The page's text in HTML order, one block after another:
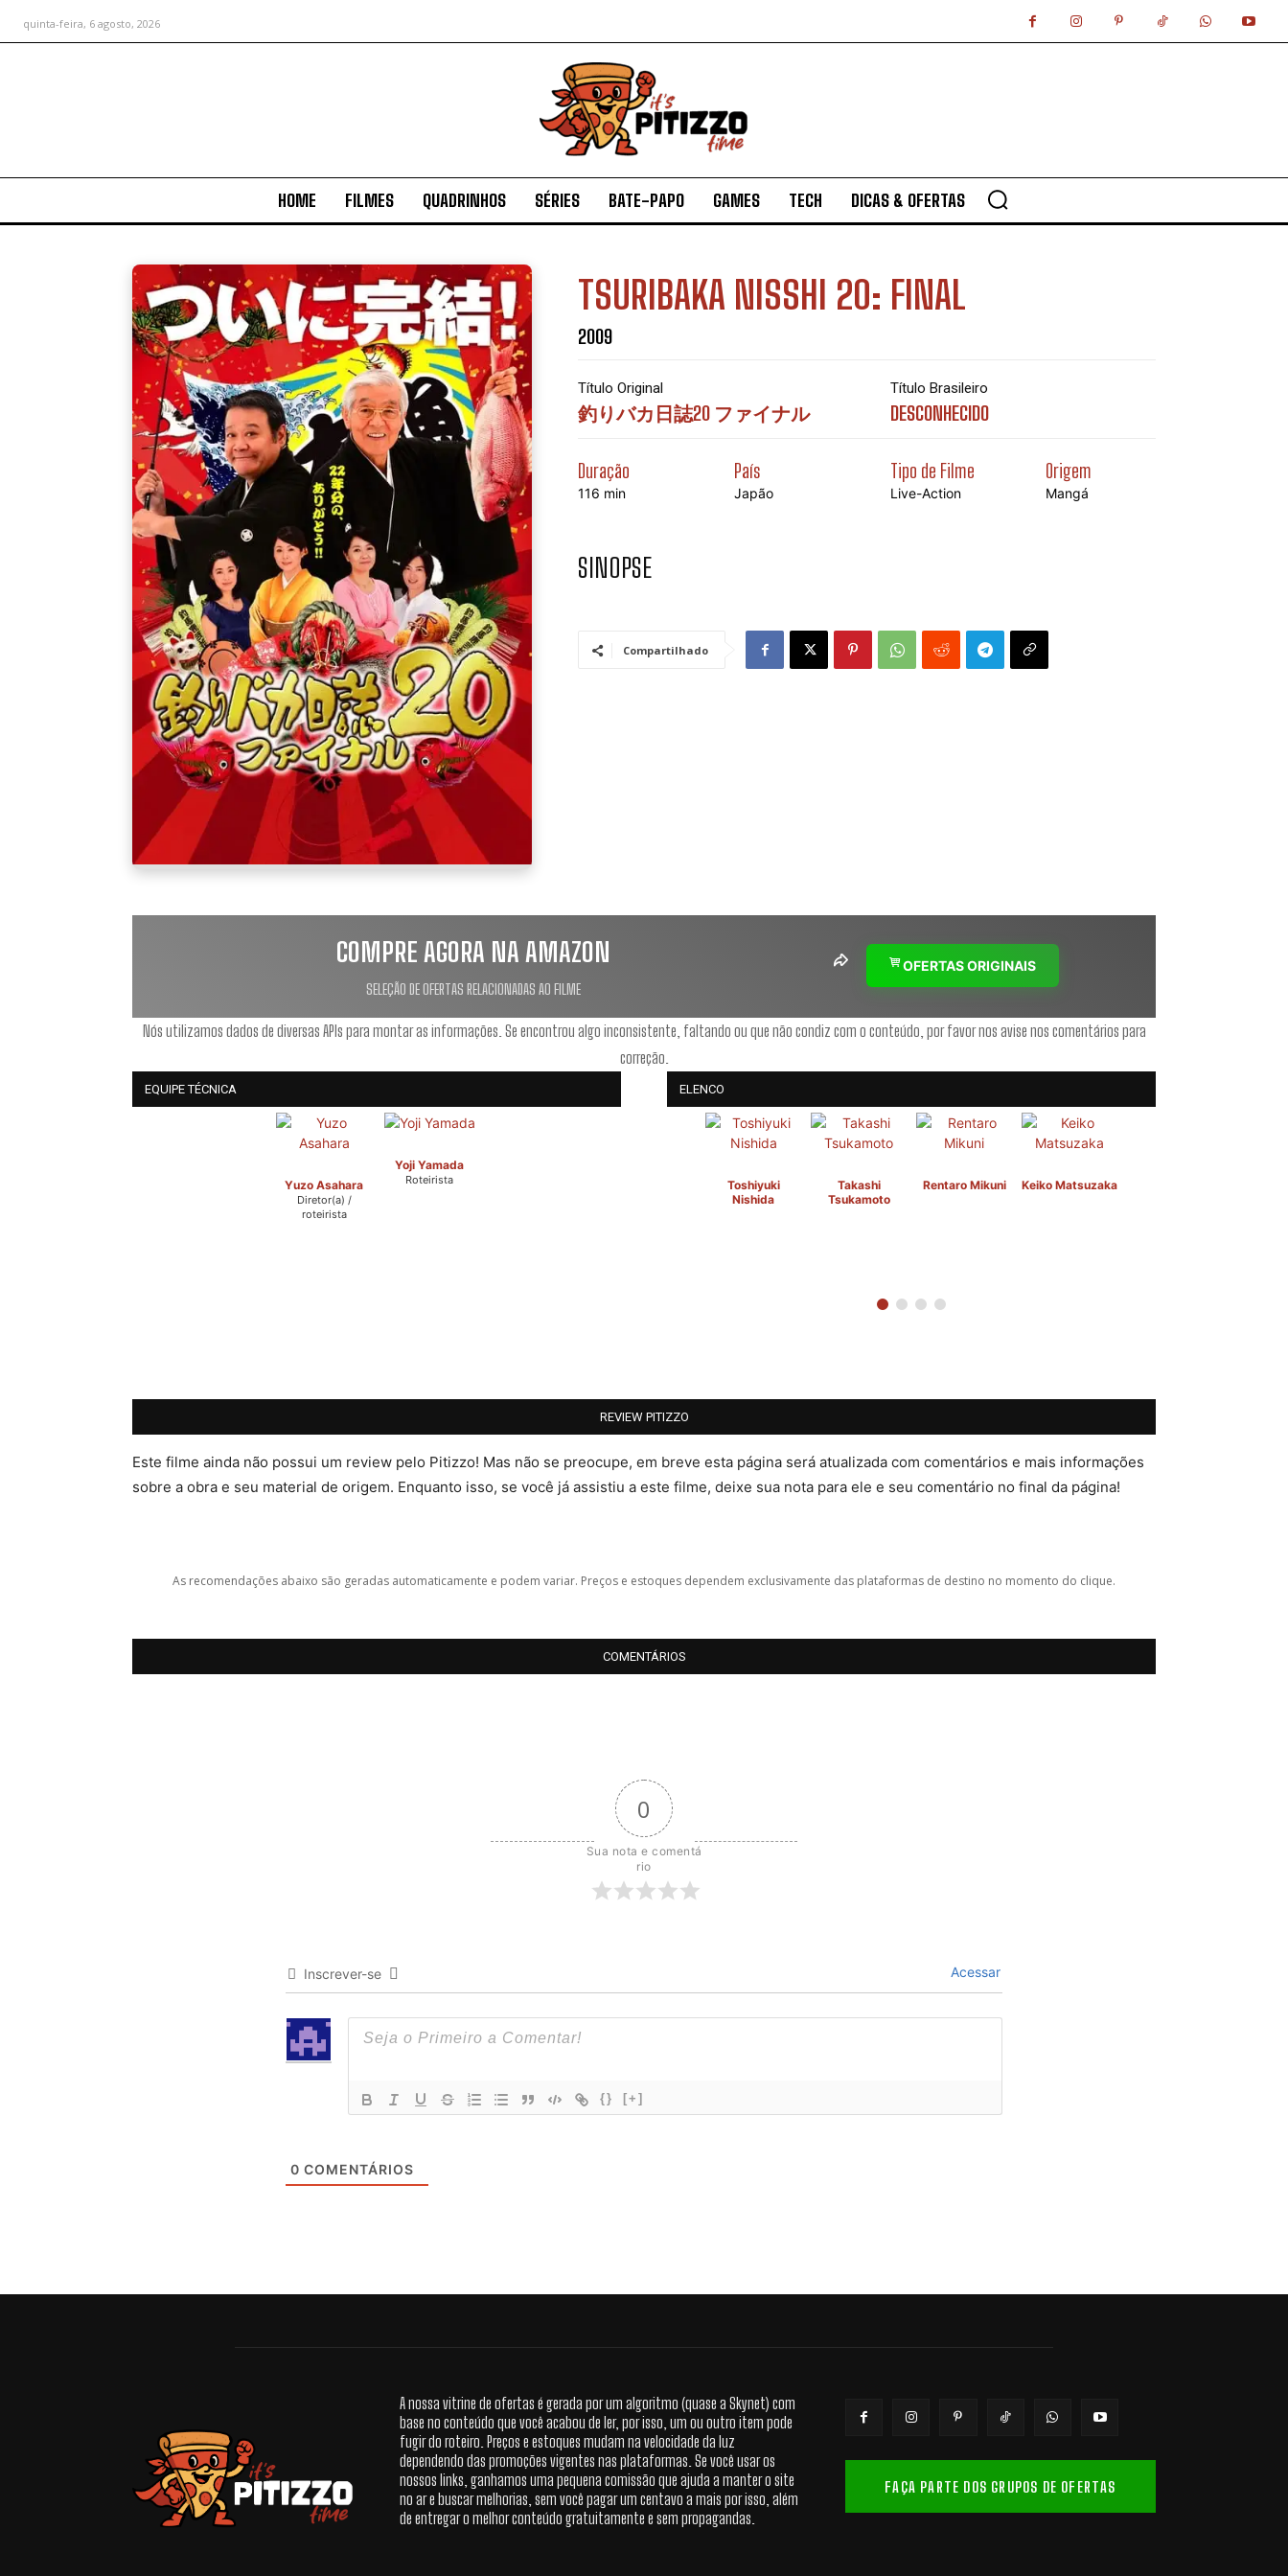
quinta-feira, 6 agosto, 2026
HOME FILMES QUADRINHOS SÉRIES BATE-PAPO GAMES TECH DICAS & OFERTAS
TSURIBAKA NISSHI 20: FINAL
2009
Título Original
釣りバカ日誌20 ファイナル
Título Brasileiro
DESCONHECIDO
Duração
116 min
País
Japão
Tipo de Filme
Live-Action
Origem
Mangá
SINOPSE
Compartilhado
COMPRE AGORA NA AMAZON
SELEÇÃO DE OFERTAS RELACIONADAS AO FILME
OFERTAS ORIGINAIS
Nós utilizamos dados de diversas APIs para montar as informações. Se encontrou algo inconsistente, faltando ou que não condiz com o conteúdo, por favor nos avise nos comentários para
correção.
EQUIPE TÉCNICA
Yuzo Asahara
Diretor(a) /
roteirista
Yoji Yamada
Roteirista
ELENCO
Toshiyuki
Nishida
Takashi
Tsukamoto
Rentaro Mikuni Keiko Matsuzaka
REVIEW PITIZZO
Este filme ainda não possui um review pelo Pitizzo! Mas não se preocupe, em breve esta página será atualizada com comentários e mais informações
sobre a obra e seu material de origem. Enquanto isso, se você já assistiu a este filme, deixe sua nota para ele e seu comentário no final da página!
As recomendações abaixo são geradas automaticamente e podem variar. Preços e estoques dependem exclusivamente das plataformas de destino no momento do clique.
COMENTÁRIOS
0
Sua nota e comentá
rio
Inscrever-se Acessar
{} [+]
0 COMENTÁRIOS
A nossa vitrine de ofertas é gerada por um algoritmo (quase a Skynet) com
base no conteúdo que você acabou de ler, por isso, um ou outro item pode
fugir do roteiro. Preços e estoques mudam na velocidade da luz
dependendo das promoções vigentes nas plataformas. Se você usar os
nossos links, ganhamos uma pequena comissão que ajuda a manter o site
no ar e buscar melhorias, sem você pagar um centavo a mais por isso, além
de entregar o melhor conteúdo gratuitamente e sem propagandas.
FAÇA PARTE DOS GRUPOS DE OFERTAS